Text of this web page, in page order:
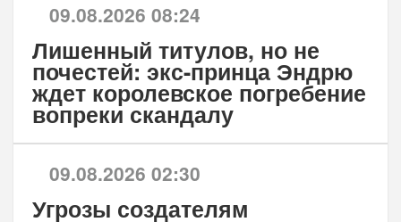
09.08.2026 08:24
Лишенный титулов, но не
почестей: экс-принца Эндрю
ждет королевское погребение
вопреки скандалу
09.08.2026 02:30
Угрозы создателям